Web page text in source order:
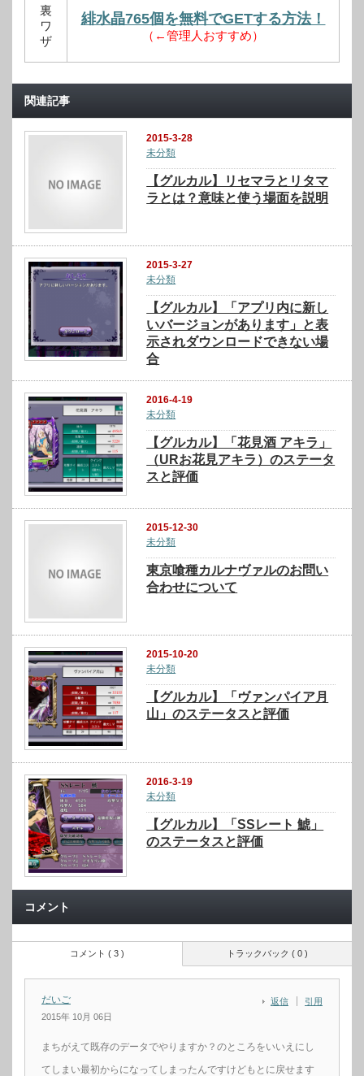
裏
ワ
ザ
緋水晶765個を無料でGETする方法！
（←管理人おすすめ）
関連記事
2015-3-28
未分類
【グルカル】リセマラとリタマ
ラとは？意味と使う場面を説明
2015-3-27
未分類
【グルカル】「アプリ内に新し
いバージョンがあります」と表
示されダウンロードできない場
合
2016-4-19
未分類
【グルカル】「花見酒 アキラ」
（URお花見アキラ）のステータ
スと評価
2015-12-30
未分類
東京喰種カルナヴァルのお問い
合わせについて
2015-10-20
未分類
【グルカル】「ヴァンパイア月
山」のステータスと評価
2016-3-19
未分類
【グルカル】「SSレート 鯱」
のステータスと評価
コメント
トラックバック ( 0 )
コメント ( 3 )
だいご
2015年 10月 06日
返信 引用
まちがえて既存のデータでやりますか？のところをいいえにし
てしまい最初からになってしまったんですけどもとに戻せます